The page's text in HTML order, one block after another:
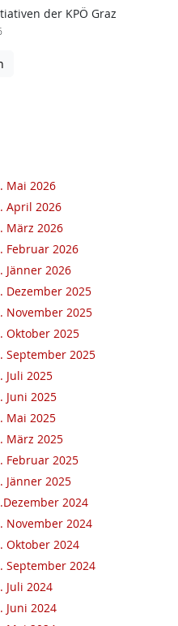
der KPÖ Graz
Mai 2026
April 2026
März 2026
Februar 2026
Jänner 2026
Dezember 2025
November 2025
Oktober 2025
September 2025
Juli 2025
Juni 2025
Mai 2025
März 2025
Februar 2025
Jänner 2025
2024
November 2024
Oktober 2024
September 2024
Juli 2024
Juni 2024